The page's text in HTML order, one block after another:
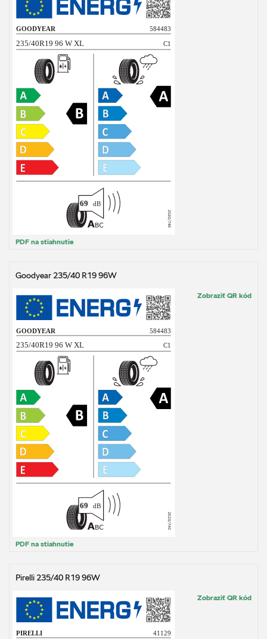
PDF na stiahnutie
Goodyear 235/40 R19 96W
Zobraziť QR kód
PDF na stiahnutie
Pirelli 235/40 R19 96W
Zobraziť QR kód